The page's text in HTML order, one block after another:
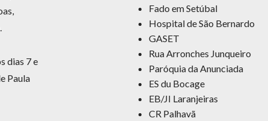
dias 7 e
Paula
Fado em Setúbal
Hospital de São Bernardo
GASET
Rua Arronches Junqueiro
Paróquia da Anunciada
ES du Bocage
EB/JI Laranjeiras
CR Palhavã